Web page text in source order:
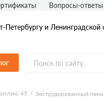
Петербургу и Ленинградской
Вопросы-ответы
45 Экструдированный